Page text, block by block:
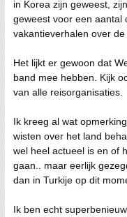
in Korea zijn geweest,
geweest voor een aantal
vakantieverhalen over
Het lijkt er gewoon dat
band mee hebben. Kijk
van alle reisorganisaties.
Ik kreeg al wat
wisten over het land
wel heel actueel is en of
gaan.. maar eerlijk
dan in Turkije op dit
Ik ben echt